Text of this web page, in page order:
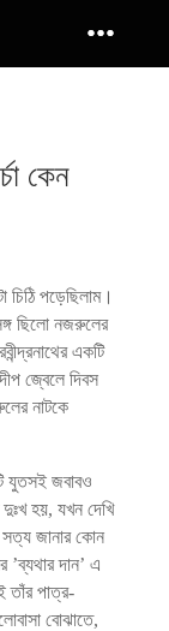
কেন
পড়েছিলাম।
ছিলো নজরুলের
একটি
জ্বেলে দিবস
নাটকে
যুতসই জবাবও
হয়, যখন দেখি
সত্য জানার কোন
দান’ এ
তাঁর পাত্র-
বোঝাতে,